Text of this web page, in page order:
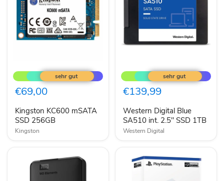
KC600
mSATA
SSD
256GB
€69,00
Kingston KC600 mSATA
SSD 256GB
Kingston
Digital
Blue
SA510
int.
SSD
1TB
€139,99
Western Digital Blue
SA510 int. 2.5" SSD 1TB
Western Digital